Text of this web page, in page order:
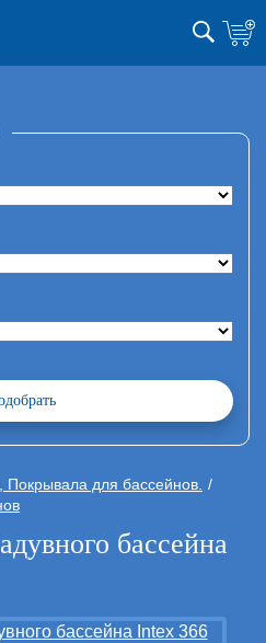
Покрывала для бассейнов.
бассейна